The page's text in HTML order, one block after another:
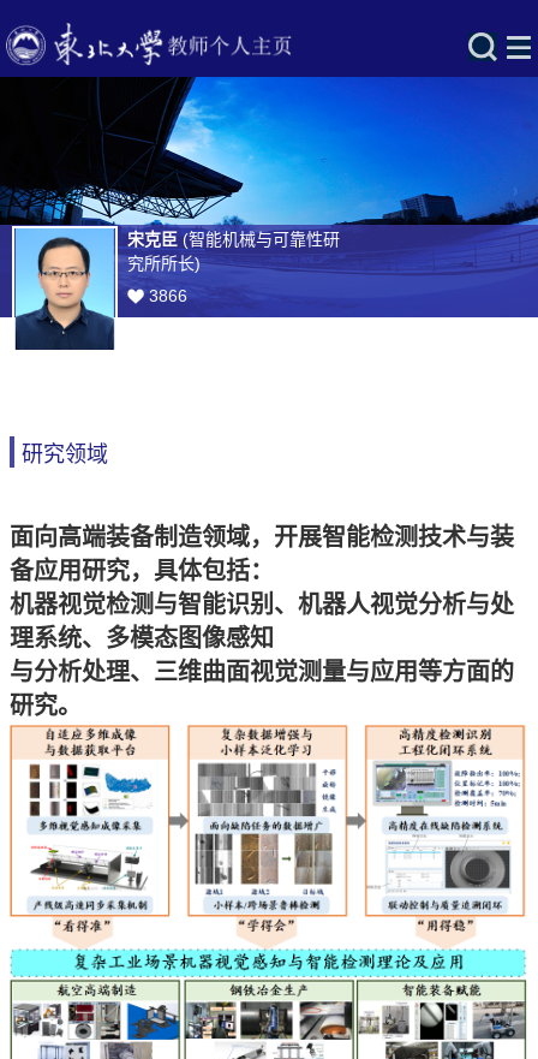
宋克臣(智能机械与可靠性研
究所所长)
3866
研究领域
面向高端装备制造领域，开展智能检测技术与装
备应用研究，具体包括：
机器视觉检测与智能识别、机器人视觉分析与处
理系统、多模态图像感知
与分析处理、 三维曲面视觉测量与应用等方面的
研究。